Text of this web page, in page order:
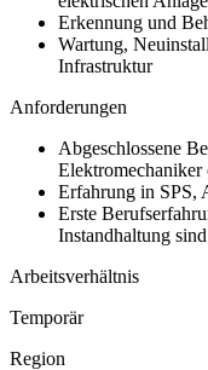
Erkennung und
Wartung,
Infrastruktur
Anforderungen
Abgeschlossene
Erfahrung in SPS,
Erste
Instandhaltung
Arbeitsverhältnis
Temporär
Region